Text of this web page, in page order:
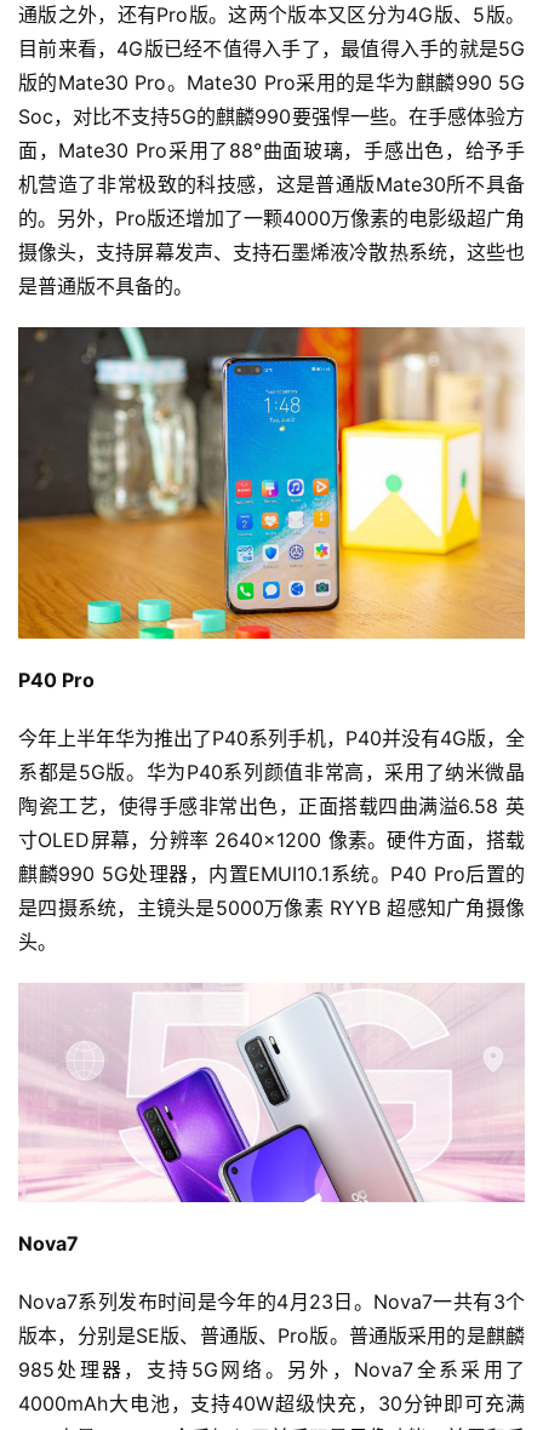
通版之外，还有Pro版。这两个版本又区分为4G版、5版。
目前来看，4G版已经不值得入手了，最值得入手的就是5G
版的Mate30 Pro。Mate30 Pro采用的是华为麒麟990 5G
Soc，对比不支持5G的麒麟990要强悍一些。在手感体验方
面，Mate30 Pro采用了88°曲面玻璃，手感出色，给予手
机营造了非常极致的科技感，这是普通版Mate30所不具备
的。另外，Pro版还增加了一颗4000万像素的电影级超广角
摄像头，支持屏幕发声、支持石墨烯液冷散热系统，这些也
是普通版不具备的。
P40 Pro
今年上半年华为推出了P40系列手机，P40并没有4G版，全
系都是5G版。华为P40系列颜值非常高，采用了纳米微晶
陶瓷工艺，使得手感非常出色，正面搭载四曲满溢6.58 英
寸OLED屏幕，分辨率 2640×1200 像素。硬件方面，搭载
麒麟990 5G处理器，内置EMUI10.1系统。P40 Pro后置的
是四摄系统，主镜头是5000万像素 RYYB 超感知广角摄像
头。
Nova7
Nova7系列发布时间是今年的4月23日。Nova7一共有3个
版本，分别是SE版、普通版、Pro版。普通版采用的是麒麟
985处理器，支持5G网络。另外，Nova7全系采用了
4000mAh大电池，支持40W超级快充，30分钟即可充满